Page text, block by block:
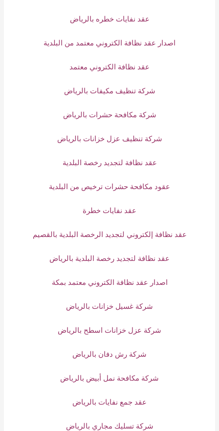
عقد نفايات خطره بالرياض
اصدار عقد نظافة الكتروني معتمد من البلدية
عقد نظافة الكتروني معتمد
شركة تنظيف مكيفات بالرياض
شركة مكافحة حشرات بالرياض
شركة تنظيف عزل خزانات بالرياض
عقد نظافة لتجديد رخصة البلدية
عقود مكافحة حشرات ترخيص من البلدية
عقد نفايات خطرة
عقد نظافة إلكتروني لتجديد الرخصة البلدية بالقصيم
عقد نظافة لتجديد رخصة البلدية بالرياض
اصدار عقد نظافة الكتروني معتمد بمكة
شركة غسيل خزانات بالرياض
شركة عزل خزانات اسطح بالرياض
شركة رش دفان بالرياض
شركة مكافحة نمل أبيض بالرياض
عقد جمع نفايات بالرياض
شركة تسليك مجاري بالرياض